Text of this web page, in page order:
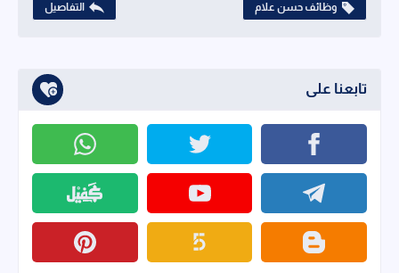
وظائف حسن علام التفاصيل
تابعنا على